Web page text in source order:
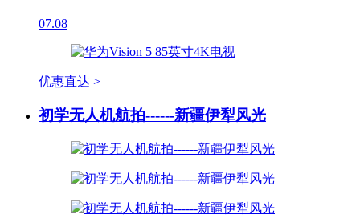
07.08
优惠直达 >
初学无人机航拍------新疆伊犁风光